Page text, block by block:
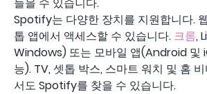
Spotify는 다양한 장치를 지원합니다.
톱 앱에서 액세스할 수 있습니다. 크롬,
Windows) 또는 모바일 앱(Android 및
능). TV, 셋톱 박스, 스마트 워치 및 홈
서도 Spotify를 찾을 수 있습니다.